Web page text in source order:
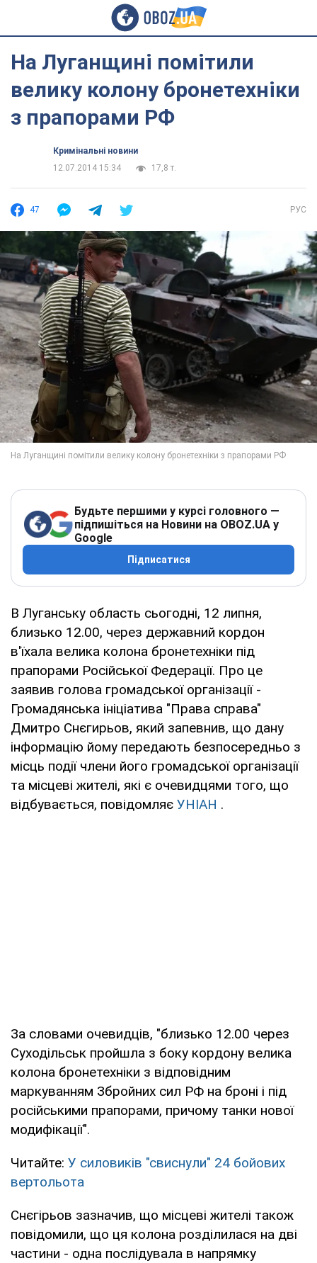
На Луганщині помітили
велику колону бронетехніки
з прапорами РФ
Кримінальні новини
12.07.2014 15:34
17,8 т.
47 РУС
Будьте першими у курсі головного —
підпишіться на Новини на OBOZ.UA у
Google
Підписатися
В Луганську область сьогодні, 12 липня,
близько 12.00, через державний кордон
в'їхала велика колона бронетехніки під
прапорами Російської Федерації. Про це
заявив голова громадської організації -
Громадянська ініціатива "Права справа"
Дмитро Снєгирьов, який запевнив, що дану
інформацію йому передають безпосередньо з
місць події члени його громадської організації
та місцеві жителі, які є очевидцями того, що
відбувається, повідомляє УНІАН .
За словами очевидців, "близько 12.00 через
Суходільськ пройшла з боку кордону велика
колона бронетехніки з відповідним
маркуванням Збройних сил РФ на броні і під
російськими прапорами, причому танки нової
модифікації".
Читайте: У силовиків "свиснули" 24 бойових
вертольота
Снєгірьов зазначив, що місцеві жителі також
повідомили, що ця колона розділилася на дві
частини - одна послідувала в напрямку